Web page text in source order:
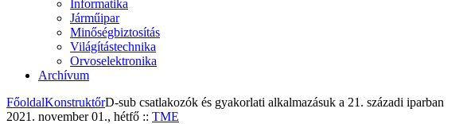
Informatika
Járműipar
Minőségbiztosítás
Világítástechnika
Orvoselektronika
Archívum
FőoldalKonstruktőrD-sub csatlakozók és gyakorlati alkalmazásuk a 21. századi iparban
2021. november 01., hétfő :: TME